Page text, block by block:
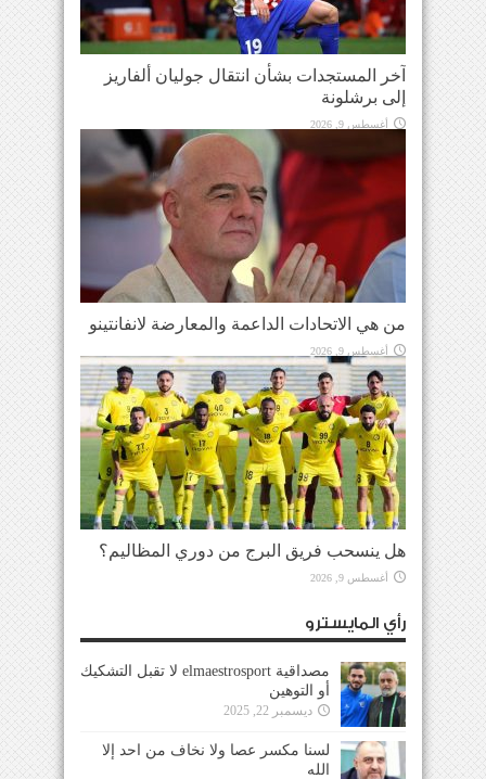
آخر المستجدات بشأن انتقال جوليان ألفاريز
إلى برشلونة
أغسطس 9, 2026
من هي الاتحادات الداعمة والمعارضة لانفانتينو
أغسطس 9, 2026
هل ينسحب فريق البرج من دوري المظاليم؟
أغسطس 9, 2026
رأي المايسترو
مصداقية elmaestrosport لا تقبل التشكيك
أو التوهين
ديسمبر 22, 2025
لسنا مكسر عصا ولا نخاف من احد إلا
الله